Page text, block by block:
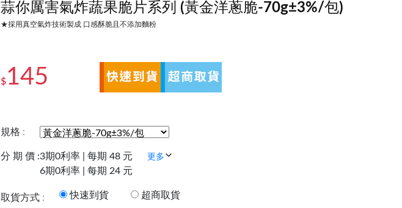
蒜你厲害氣炸蔬果脆片系列 (黃金洋蔥脆-70g±3%/包)
★採用真空氣炸技術製成 口感酥脆且不添加麵粉
$145
規格 :
分 期 價 :3期0利率 | 每期 48 元
6期0利率 | 每期 24 元
更多
取貨方式 : 快速到貨 超商取貨